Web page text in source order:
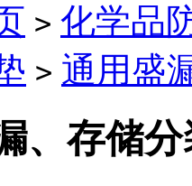
> 化学品
> 通用盛
、存储分